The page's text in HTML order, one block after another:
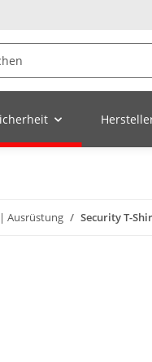
Ausrüstung Security T-